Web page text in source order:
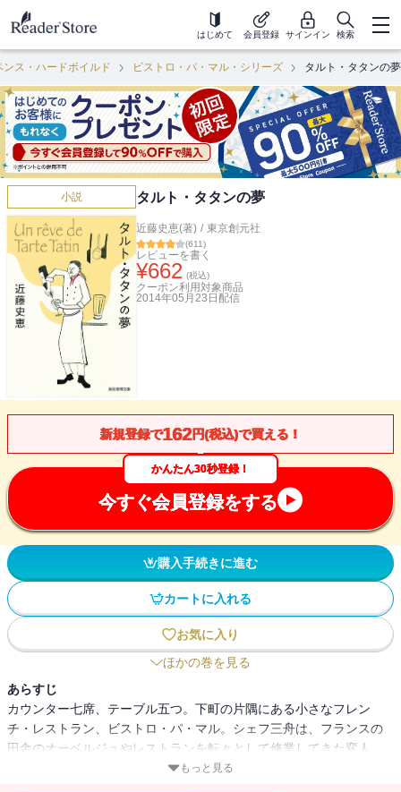
はじめて 会員登録 サインイン 検索
ス・ハードボイルド ビストロ・パ・マル・シリーズ タルト・タタンの夢
小説 タルト・タタンの夢
近藤史恵(著) / 東京創元社
(611)
レビューを書く
¥662 (税込)
クーポン利用対象商品
2014年05月23日 配信
新規登録で162円(税込)で買える！
かんたん30秒登録！
今すぐ会員登録をする
購入手続きに進む
カートに入れる
お気に入り
ほかの巻を見る
あらすじ
カウンター七席、テーブル五つ。下町の片隅にある小さなフレン
チ・レストラン、ビストロ・パ・マル。シェフ三舟は、フランスの
田舎のオーベルジュやレストランを転々として修業してきた変人。
無精髭を生やし、髪を後ろで束ねた無口なシェフの料理は、気取ら
もっと見る